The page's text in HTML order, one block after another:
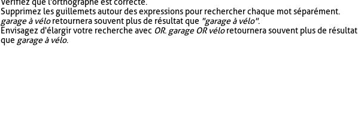
Vérifiez que l'orthographe est correcte.
Supprimez les guillemets autour des expressions pour rechercher chaque mot séparément.
garage à véloretournera souvent plus de résultat que "garage à vélo".
Envisagez d'élargir votre recherche avec OR. garage OR véloretournera souvent plus de résultat
que garage à vélo.